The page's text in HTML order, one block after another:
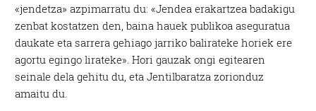
«jendetza» azpimarratu du: «Jendea erakartzea badakigu
zenbat kostatzen den, baina hauek publikoa aseguratua
daukate eta sarrera gehiago jarriko balirateke horiek ere
agortu egingo lirateke». Hori gauzak ongi egitearen
seinale dela gehitu du, eta Jentilbaratza zorionduz
amaitu du.